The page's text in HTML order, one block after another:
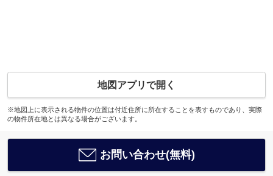
地図アプリで開く
※地図上に表示される物件の位置は付近住所に所在することを表すものであり、実際
の物件所在地とは異なる場合がございます。
お問い合わせ(無料)